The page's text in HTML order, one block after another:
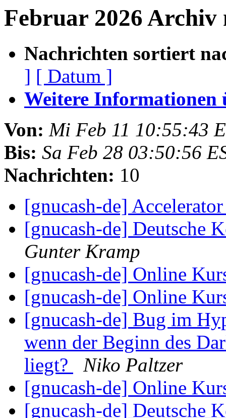
Februar 2026 Archiv
Nachrichten sortiert
] [ Datum ]
Weitere Informationen
Von: Mi Feb 11 10:55:43
Bis: Sa Feb 28 03:50:56
Nachrichten: 10
[gnucash-de]
[gnucash-de] Deutsche
Gunter Kramp
[gnucash-de] Online
[gnucash-de] Online
[gnucash-de] Bug im
wenn der Beginn des
liegt?
Niko Paltzer
[gnucash-de] Online
[gnucash-de] Deutsche